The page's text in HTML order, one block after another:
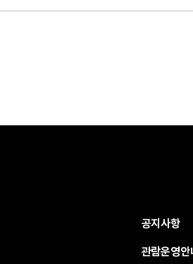
공지사항
관람운영안